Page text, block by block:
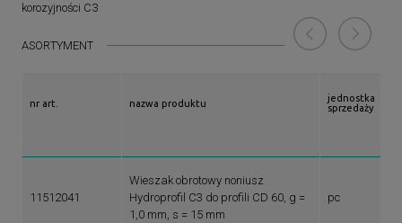
korozyjności C3
ASORTYMENT
nr art. nazwa produktu
jednostka
sprzedaży
11512041
Wieszak obrotowy noniusz
Hydroprofil C3 do profili CD 60, g =
1,0 mm, s = 15 mm
pc